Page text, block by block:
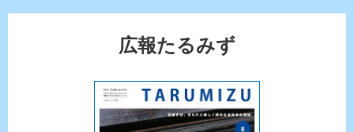
広報たるみず